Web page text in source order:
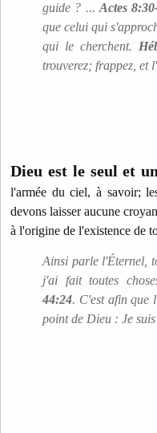
guide ? ... Actes
que celui qui
qui le cherchent.
trouverez; frappez, et
Dieu est le seul et
l'armée du ciel, à savoir;
devons laisser aucune
à l'origine de l'existence de
Ainsi parle l'Éternel,
j'ai fait toutes
44:24. C'est afin que
point de Dieu : Je